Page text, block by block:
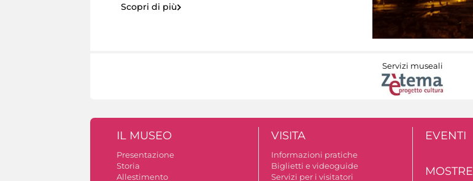
Scopri di più
Servizi museali
IL MUSEO
Presentazione
Storia
Allestimento
VISITA
Informazioni pratiche
Biglietti e videoguide
Servizi per i visitatori
EVENTI
MOSTRE